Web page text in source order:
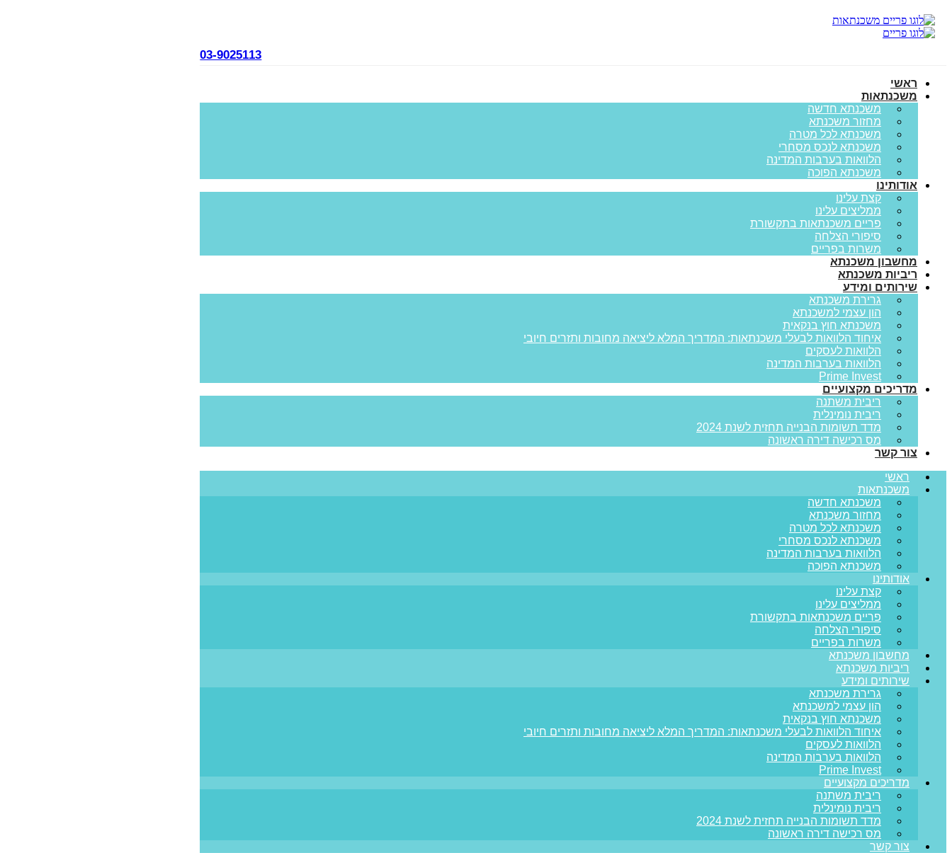
03-9025113
ראשי
משכנתאות
משכנתא חדשה
מחזור משכנתא
משכנתא לכל מטרה
משכנתא לנכס מסחרי
הלוואות בערבות המדינה
משכנתא הפוכה
אודותינו
קצת עלינו
ממליצים עלינו
פריים משכנתאות בתקשורת
סיפורי הצלחה
משרות בפריים
מחשבון משכנתא
ריביות משכנתא
שירותים ומידע
גרירת משכנתא
הון עצמי למשכנתא
משכנתא חוץ בנקאית
איחוד הלוואות לבעלי משכנתאות: המדריך המלא ליציאה מחובות ותזרים חיובי
הלוואות לעסקים
הלוואות בערבות המדינה
Prime Invest
מדריכים מקצועיים
ריבית משתנה
ריבית נומינלית
מדד תשומות הבנייה תחזית לשנת 2024
מס רכישה דירה ראשונה
צור קשר
ראשי
משכנתאות
משכנתא חדשה
מחזור משכנתא
משכנתא לכל מטרה
משכנתא לנכס מסחרי
הלוואות בערבות המדינה
משכנתא הפוכה
אודותינו
קצת עלינו
ממליצים עלינו
פריים משכנתאות בתקשורת
סיפורי הצלחה
משרות בפריים
מחשבון משכנתא
ריביות משכנתא
שירותים ומידע
גרירת משכנתא
הון עצמי למשכנתא
משכנתא חוץ בנקאית
איחוד הלוואות לבעלי משכנתאות: המדריך המלא ליציאה מחובות ותזרים חיובי
הלוואות לעסקים
הלוואות בערבות המדינה
Prime Invest
מדריכים מקצועיים
ריבית משתנה
ריבית נומינלית
מדד תשומות הבנייה תחזית לשנת 2024
מס רכישה דירה ראשונה
צור קשר